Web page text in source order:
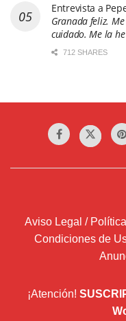
Entrevista a
Granada feliz.
cuidado. Me la
712 SHARES
Aviso Legal /
Condiciones de
¡Atención!